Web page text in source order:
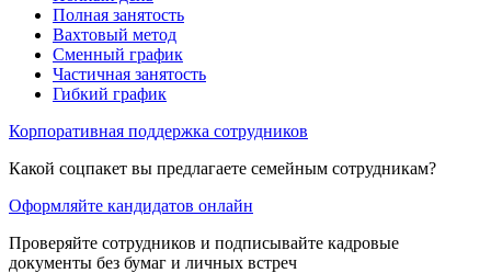
Полная занятость
Вахтовый метод
Сменный график
Частичная занятость
Гибкий график
Корпоративная поддержка сотрудников
Какой соцпакет вы предлагаете семейным сотрудникам?
Оформляйте кандидатов онлайн
Проверяйте сотрудников и подписывайте кадровые
документы без бумаг и личных встреч